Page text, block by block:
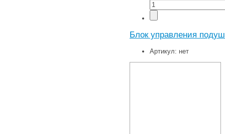
Блок управления
Артикул: нет